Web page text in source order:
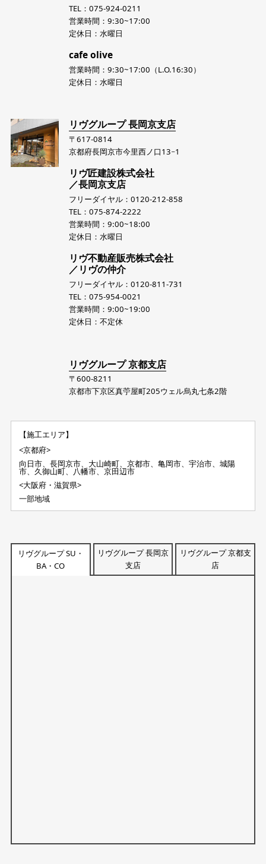
TEL：075-924-0211
営業時間：9:30~17:00
定休日：水曜日
cafe olive
営業時間：9:30~17:00（L.O.16:30）
定休日：水曜日
リヴグループ 長岡京支店
〒617-0814
京都府長岡京市今里西ノ口13−1
リヴ匠建設株式会社
／長岡京支店
フリーダイヤル：0120-212-858
TEL：075-874-2222
営業時間：9:00~18:00
定休日：水曜日
リヴ不動産販売株式会社
／リヴの仲介
フリーダイヤル：0120-811-731
TEL：075-954-0021
営業時間：9:00~19:00
定休日：不定休
リヴグループ 京都支店
〒600-8211
京都市下京区真苧屋町205ウェル烏丸七条2階
【施工エリア】
<京都府>
向日市、長岡京市、大山崎町、京都市、亀岡市、宇治市、城陽
市、久御山町、八幡市、京田辺市
<大阪府・滋賀県>
一部地域
リヴグループ SU・
BA・CO
リヴグループ 長岡京
支店
リヴグループ 京都支
店